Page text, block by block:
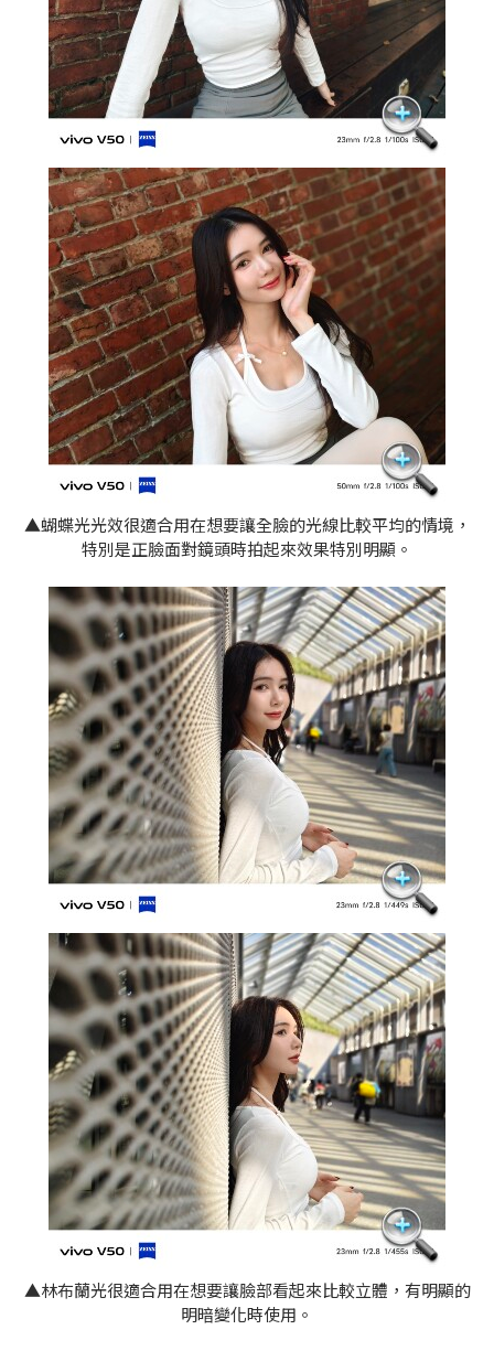
▲蝴蝶光光效很適合用在想要讓全臉的光線比較平均的情境，
特別是正臉面對鏡頭時拍起來效果特別明顯。
▲林布蘭光很適合用在想要讓臉部看起來比較立體，有明顯的
明暗變化時使用。